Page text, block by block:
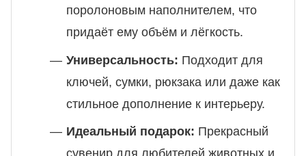
поролоновым наполнителем, что
придаёт ему объём и лёгкость.
Универсальность: Подходит для
ключей, сумки, рюкзака или даже как
стильное дополнение к интерьеру.
Идеальный подарок: Прекрасный
сувенир для любителей животных и